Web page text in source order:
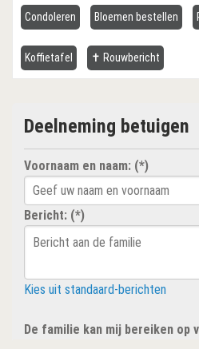
Condoleren Bloemen bestellen
Koffietafel ✝ Rouwbericht
Deelneming betuigen
Voornaam en naam: (*)
Bericht: (*)
Kies uit standaard-berichten
De familie kan mij bereiken op